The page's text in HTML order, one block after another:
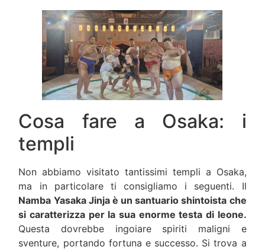
Cosa fare a Osaka: i
templi
Non abbiamo visitato tantissimi templi a Osaka,
ma in particolare ti consigliamo i seguenti. Il
Namba Yasaka Jinja è un santuario shintoista che
si caratterizza per la sua enorme testa di leone.
Questa dovrebbe ingoiare spiriti maligni e
sventure, portando fortuna e successo. Si trova a